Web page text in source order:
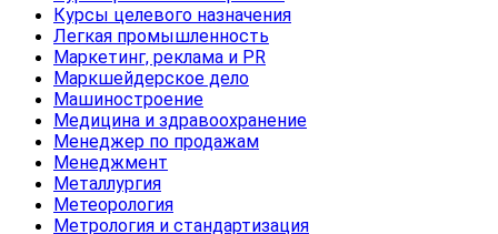
Курсы целевого назначения
Легкая промышленность
Маркетинг, реклама и PR
Маркшейдерское дело
Машиностроение
Медицина и здравоохранение
Менеджер по продажам
Менеджмент
Металлургия
Метеорология
Метрология и стандартизация